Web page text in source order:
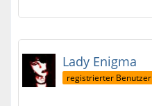
Lady Enigma
registrierter Benutzer